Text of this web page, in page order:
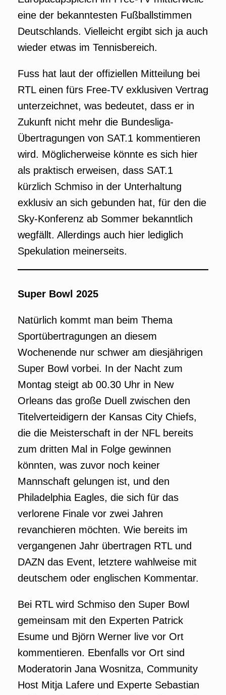
eine der bekanntesten Fußballstimmen
Deutschlands. Vielleicht ergibt sich ja auch
wieder etwas im Tennisbereich.
Fuss hat laut der offiziellen Mitteilung bei
RTL einen fürs Free-TV exklusiven Vertrag
unterzeichnet, was bedeutet, dass er in
Zukunft nicht mehr die Bundesliga-
Übertragungen von SAT.1 kommentieren
wird. Möglicherweise könnte es sich hier
als praktisch erweisen, dass SAT.1
kürzlich Schmiso in der Unterhaltung
exklusiv an sich gebunden hat, für den die
Sky-Konferenz ab Sommer bekanntlich
wegfällt. Allerdings auch hier lediglich
Spekulation meinerseits.
Super Bowl 2025
Natürlich kommt man beim Thema
Sportübertragungen an diesem
Wochenende nur schwer am diesjährigen
Super Bowl vorbei. In der Nacht zum
Montag steigt ab 00.30 Uhr in New
Orleans das große Duell zwischen den
Titelverteidigern der Kansas City Chiefs,
die die Meisterschaft in der NFL bereits
zum dritten Mal in Folge gewinnen
könnten, was zuvor noch keiner
Mannschaft gelungen ist, und den
Philadelphia Eagles, die sich für das
verlorene Finale vor zwei Jahren
revanchieren möchten. Wie bereits im
vergangenen Jahr übertragen RTL und
DAZN das Event, letztere wahlweise mit
deutschem oder englischen Kommentar.
Bei RTL wird Schmiso den Super Bowl
gemeinsam mit den Experten Patrick
Esume und Björn Werner live vor Ort
kommentieren. Ebenfalls vor Ort sind
Moderatorin Jana Wosnitza, Community
Host Mitja Lafere und Experte Sebastian